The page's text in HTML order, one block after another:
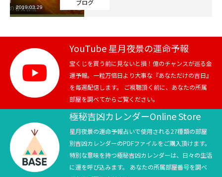
芸能界
テニス
スポーツ
競馬
テニス四大大会・五輪
テニス四大大会・五輪
ブログ
2019.03.29
YouTube 星月夜景の運命予報
宝くじを買う前に見ないと損！億のチャンスが巡る金
運予報。一粒万倍日より大事な『あなただけの吉日』
を毎週配信します。 ご視聴頂く前に、あなたの所属
部屋を調べてからご覧ください。
極秘吉凶カレンダーOnline Store
星月夜景の運命予報占いで使用される27種類の部屋
別吉凶カレンダーのPDFファイルをご購入頂けます。
特別な意味を持つ極秘吉凶カレンダーは、日々の生活
に運を呼び込みます。 あなたの所属部屋番号を調べ